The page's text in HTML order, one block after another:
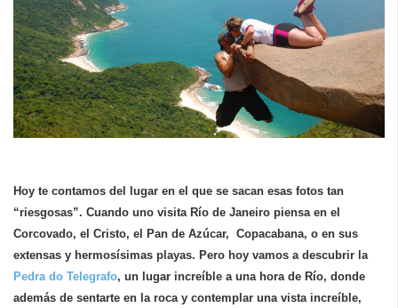
Hoy te contamos del lugar en el que se sacan esas fotos tan
“riesgosas”. Cuando uno visita Río de Janeiro piensa en el
Corcovado, el Cristo, el Pan de Azúcar, Copacabana, o en sus
extensas y hermosísimas playas. Pero hoy vamos a descubrir la
Pedra do Telegrafo, un lugar increíble a una hora de Río, donde
además de sentarte en la roca y contemplar una vista increíble,